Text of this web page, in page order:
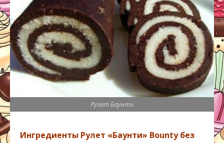
Рулет Баунти
Ингредиенты Рулет «Баунти» Bounty без